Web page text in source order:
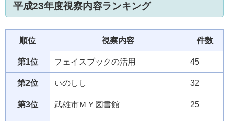
平成23年度視察内容ランキング
順位 視察内容 件数
第1位 フェイスブックの活用 45
第2位 いのしし 32
第3位 武雄市ＭＹ図書館 25